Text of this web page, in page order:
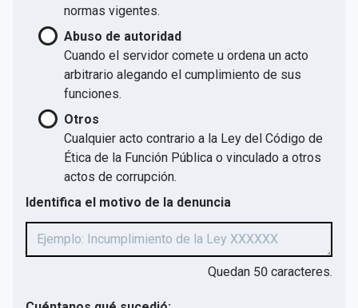
normas vigentes.
Abuso de autoridad
Cuando el servidor comete u ordena un acto
arbitrario alegando el cumplimiento de sus
funciones.
Otros
Cualquier acto contrario a la Ley del Código de
Ética de la Función Pública o vinculado a otros
actos de corrupción.
Identifica el motivo de la denuncia
Quedan 50 caracteres.